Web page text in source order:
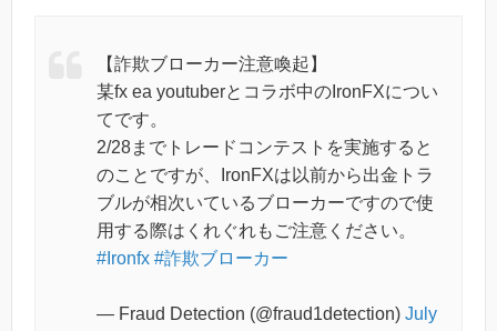
【詐欺ブローカー注意喚起】
某fx ea youtuberとコラボ中のIronFXについ
てです。
2/28までトレードコンテストを実施すると
のことですが、IronFXは以前から出金トラ
ブルが相次いているブローカーですので使
用する際はくれぐれもご注意ください。
#Ironfx #詐欺ブローカー
— Fraud Detection (@fraud1detection) July